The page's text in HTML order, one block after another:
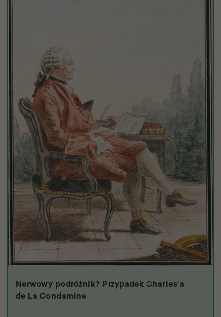
Nerwowy podróżnik? Przypadek Charles’a
de La Condamine